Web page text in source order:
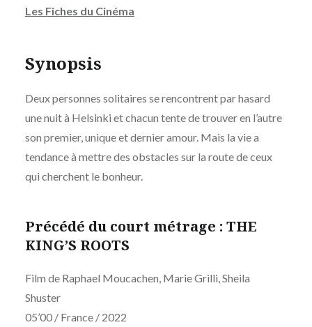
Les Fiches du Cinéma
Synopsis
Deux personnes solitaires se rencontrent par hasard
une nuit à Helsinki et chacun tente de trouver en l’autre
son premier, unique et dernier amour. Mais la vie a
tendance à mettre des obstacles sur la route de ceux
qui cherchent le bonheur.
Précédé du court métrage : THE
KING’S ROOTS
Film de Raphael Moucachen, Marie Grilli, Sheila
Shuster
05’00 / France / 2022